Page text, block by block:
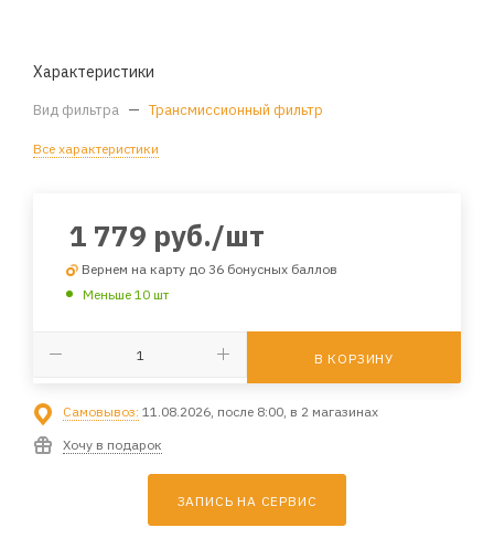
Характеристики
Вид фильтра — Трансмиссионный фильтр
Все характеристики
1 779 руб./шт
Вернем на карту до 36 бонусных баллов
Меньше 10 шт
В КОРЗИНУ
Самовывоз: 11.08.2026, после 8:00, в 2 магазинах
Хочу в подарок
ЗАПИСЬ НА СЕРВИС